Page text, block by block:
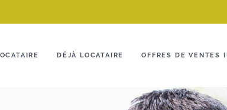
DÉJÀ LOCATAIRE OFFRES DE VENTES